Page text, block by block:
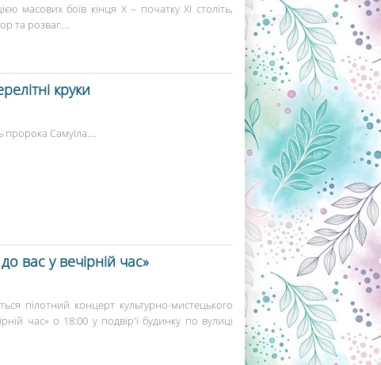
масових боїв кінця Х – початку ХІ століть,
та розваг....
круки
пророка Самуїла....
вас у вечірній час»
пілотний концерт культурно-мистецького
час» о 18:00 у подвір'ї будинку по вулиці